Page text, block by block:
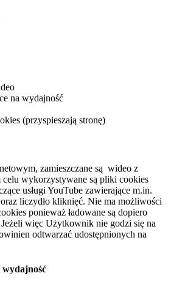
na wydajność
(przyspieszają stronę)
zamieszczane są wideo z
wykorzystywane są pliki cookies
usługi YouTube zawierające m.in.
liczydło kliknięć. Nie ma możliwości
ponieważ ładowane są dopiero
więc Użytkownik nie godzi się na
odtwarzać udostępnionych na
wydajność